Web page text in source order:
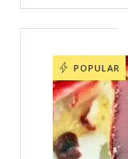
POPULAR